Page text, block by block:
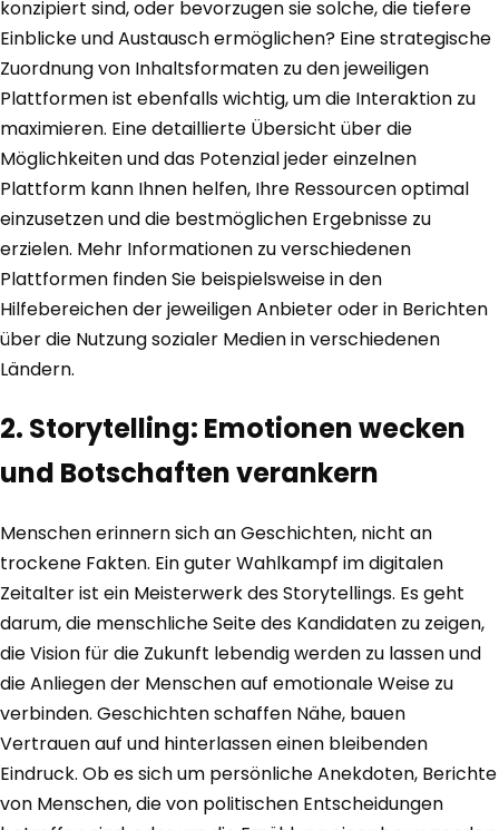
konzipiert sind, oder bevorzugen sie solche, die tiefere
Einblicke und Austausch ermöglichen? Eine strategische
Zuordnung von Inhaltsformaten zu den jeweiligen
Plattformen ist ebenfalls wichtig, um die Interaktion zu
maximieren. Eine detaillierte Übersicht über die
Möglichkeiten und das Potenzial jeder einzelnen
Plattform kann Ihnen helfen, Ihre Ressourcen optimal
einzusetzen und die bestmöglichen Ergebnisse zu
erzielen. Mehr Informationen zu verschiedenen
Plattformen finden Sie beispielsweise in den
Hilfebereichen der jeweiligen Anbieter oder in Berichten
über die Nutzung sozialer Medien in verschiedenen
Ländern.
2. Storytelling: Emotionen wecken
und Botschaften verankern
Menschen erinnern sich an Geschichten, nicht an
trockene Fakten. Ein guter Wahlkampf im digitalen
Zeitalter ist ein Meisterwerk des Storytellings. Es geht
darum, die menschliche Seite des Kandidaten zu zeigen,
die Vision für die Zukunft lebendig werden zu lassen und
die Anliegen der Menschen auf emotionale Weise zu
verbinden. Geschichten schaffen Nähe, bauen
Vertrauen auf und hinterlassen einen bleibenden
Eindruck. Ob es sich um persönliche Anekdoten, Berichte
von Menschen, die von politischen Entscheidungen